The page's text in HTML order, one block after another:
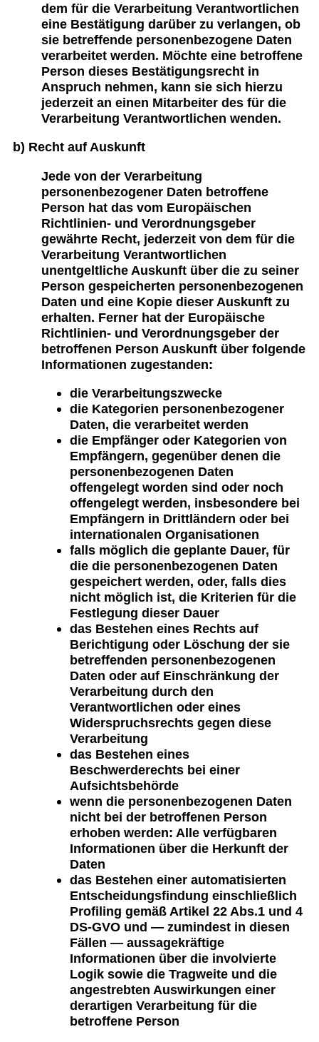
dem für die Verarbeitung Verantwortlichen
eine Bestätigung darüber zu verlangen, ob
sie betreffende personenbezogene Daten
verarbeitet werden. Möchte eine betroffene
Person dieses Bestätigungsrecht in
Anspruch nehmen, kann sie sich hierzu
jederzeit an einen Mitarbeiter des für die
Verarbeitung Verantwortlichen wenden.
b) Recht auf Auskunft
Jede von der Verarbeitung
personenbezogener Daten betroffene
Person hat das vom Europäischen
Richtlinien- und Verordnungsgeber
gewährte Recht, jederzeit von dem für die
Verarbeitung Verantwortlichen
unentgeltliche Auskunft über die zu seiner
Person gespeicherten personenbezogenen
Daten und eine Kopie dieser Auskunft zu
erhalten. Ferner hat der Europäische
Richtlinien- und Verordnungsgeber der
betroffenen Person Auskunft über folgende
Informationen zugestanden:
die Verarbeitungszwecke
die Kategorien personenbezogener
Daten, die verarbeitet werden
die Empfänger oder Kategorien von
Empfängern, gegenüber denen die
personenbezogenen Daten
offengelegt worden sind oder noch
offengelegt werden, insbesondere bei
Empfängern in Drittländern oder bei
internationalen Organisationen
falls möglich die geplante Dauer, für
die die personenbezogenen Daten
gespeichert werden, oder, falls dies
nicht möglich ist, die Kriterien für die
Festlegung dieser Dauer
das Bestehen eines Rechts auf
Berichtigung oder Löschung der sie
betreffenden personenbezogenen
Daten oder auf Einschränkung der
Verarbeitung durch den
Verantwortlichen oder eines
Widerspruchsrechts gegen diese
Verarbeitung
das Bestehen eines
Beschwerderechts bei einer
Aufsichtsbehörde
wenn die personenbezogenen Daten
nicht bei der betroffenen Person
erhoben werden: Alle verfügbaren
Informationen über die Herkunft der
Daten
das Bestehen einer automatisierten
Entscheidungsfindung einschließlich
Profiling gemäß Artikel 22 Abs.1 und 4
DS-GVO und — zumindest in diesen
Fällen — aussagekräftige
Informationen über die involvierte
Logik sowie die Tragweite und die
angestrebten Auswirkungen einer
derartigen Verarbeitung für die
betroffene Person